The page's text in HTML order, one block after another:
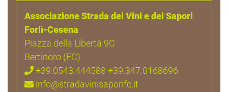
Associazione Strada dei Vini e dei Sapori
Forlì-Cesena
Piazza della Libertà 9C
Bertinoro (FC)
+39.0543.444588 +39.347.0168696
info@stradavinisaporifc.it